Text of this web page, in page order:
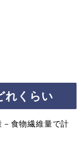
れくらい
食物繊維量で計